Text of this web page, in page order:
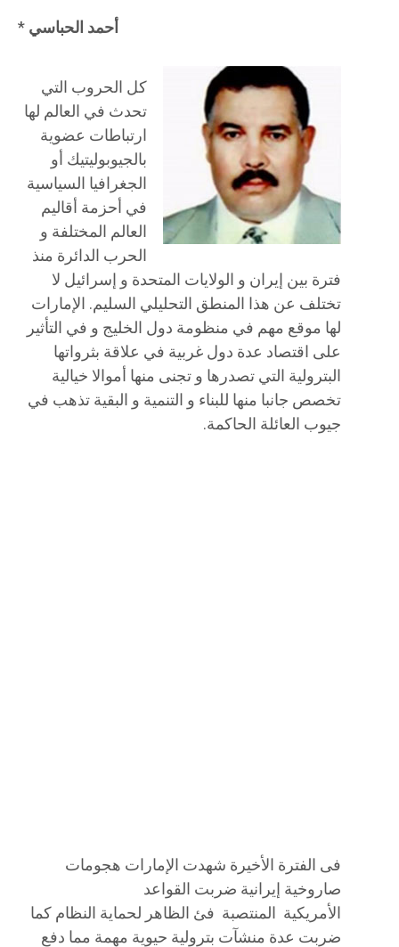
أحمد الحباسي*
كل الحروب التي
تحدث في العالم لها
ارتباطات عضوية
بالجيوبوليتيك أو
الجغرافيا السياسية
في أحزمة أقاليم
العالم المختلفة و
الحرب الدائرة منذ
فترة بين إيران و الولايات المتحدة و إسرائيل لا
تختلف عن هذا المنطق التحليلي السليم. الإمارات
لها موقع مهم في منظومة دول الخليج و في التأثير
على اقتصاد عدة دول غربية في علاقة بثرواتها
البترولية التي تصدرها و تجنى منها أموالا خيالية
تخصص جانبا منها للبناء و التنمية و البقية تذهب في
جيوب العائلة الحاكمة.
فى الفترة الأخيرة شهدت الإمارات هجومات
صاروخية إيرانية ضربت القواعد
الأمريكية المنتصبة فئ الظاهر لحماية النظام كما
ضربت عدة منشآت بترولية حيوية مهمة مما دفع